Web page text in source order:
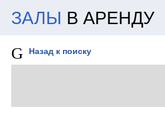
ЗАЛЫ В АРЕНДУ
Назад к поиску